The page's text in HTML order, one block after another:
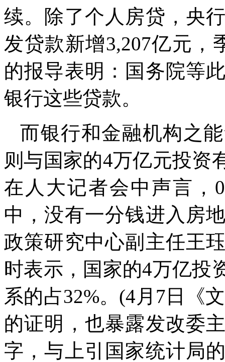
续。除了个人房贷，央
发贷款新增3,207亿元，
的报导表明：国务院等
银行这些贷款。
而银行和金融机构之
则与国家的4万亿元投资
在人大记者会中声言，
中，没有一分钱进入房
政策研究中心副主任王
时表示，国家的4万亿投
系的占32%。 (4月7日《
的证明，也暴露发改委
字，与上引国家统计局